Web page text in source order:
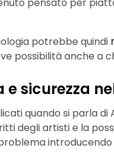
pensato per
potrebbe quindi
possibilità anche a
e sicurezza
quando si parla
degli artisti e la
introducendo